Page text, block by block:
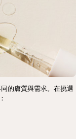
的膚質與需求。在挑選